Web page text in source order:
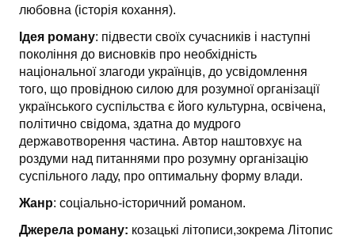
любовна (історія кохання).
Ідея роману: підвести своїх сучасників і наступні
покоління до висновків про необхідність
національної злагоди українців, до усвідомлення
того, що провідною силою для розумної організації
українського суспільства є його культурна, освічена,
політично свідома, здатна до мудрого
державотворення частина. Автор наштовхує на
роздуми над питаннями про розумну організацію
суспільного ладу, про оптимальну форму влади.
Жанр: соціально-історичний романом.
Джерела роману: козацькі літописи,зокрема Літопис